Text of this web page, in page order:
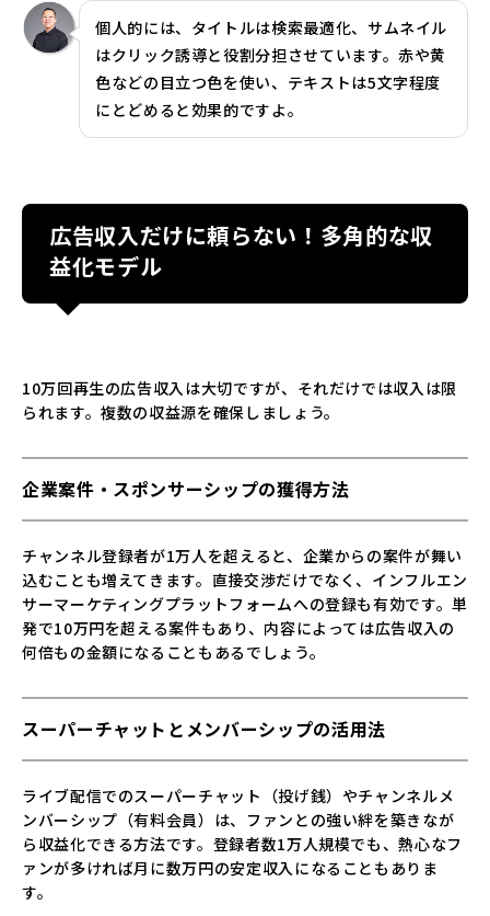
個人的には、タイトルは検索最適化、サムネイル
はクリック誘導と役割分担させています。赤や黄
色などの目立つ色を使い、テキストは5文字程度
にとどめると効果的ですよ。
広告収入だけに頼らない！多角的な収
益化モデル
10万回再生の広告収入は大切ですが、それだけでは収入は限
られます。複数の収益源を確保しましょう。
企業案件・スポンサーシップの獲得方法
チャンネル登録者が1万人を超えると、企業からの案件が舞い
込むことも増えてきます。直接交渉だけでなく、インフルエン
サーマーケティングプラットフォームへの登録も有効です。単
発で10万円を超える案件もあり、内容によっては広告収入の
何倍もの金額になることもあるでしょう。
スーパーチャットとメンバーシップの活用法
ライブ配信でのスーパーチャット（投げ銭）やチャンネルメ
ンバーシップ（有料会員）は、ファンとの強い絆を築きなが
ら収益化できる方法です。登録者数1万人規模でも、熱心なフ
ァンが多ければ月に数万円の安定収入になることもありま
す。